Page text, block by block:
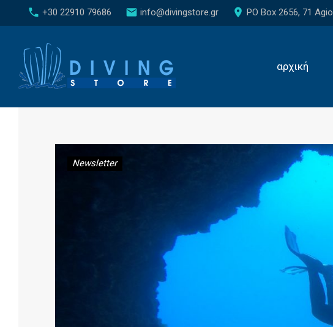
k
call +30 22910 79686 email info@divingstore.gr place PO Box 2656, 71
αρχική
Newsletter